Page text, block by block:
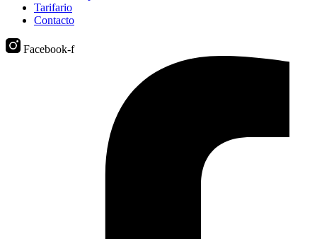
Tarifario
Contacto
Facebook-f